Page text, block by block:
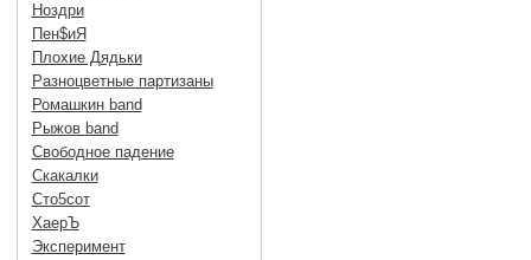
Ноздри
Пен$иЯ
Плохие Дядьки
Разноцветные партизаны
Ромашкин band
Рыжов band
Свободное падение
Скакалки
Сто5сот
ХаерЪ
Эксперимент